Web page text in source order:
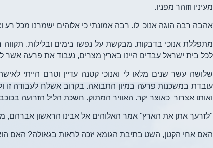
מעיניו וזוהר מפניו.
אהבה רבה הוגה אנוכי לו. רבה אמונתי כי אלוהים ישמרנו מכל רע
מתפללת אנוכי בדבקות. מבקשת על נפשו בימים ובלילות.
לכל בית ישראל עבדים היינו בארץ מצרים, נעבוד את פרעה אשר
שלושה עשר שנים מלאו לי ואנוכי קטנה עדיין וטרם הייתי
עובדת במשכנות פרעה במיון התבואה. בקרוב אשלח לעבודה זו
ואותו אצרור כאוצר יקר. האוויר המתוק. חשכת הליל הזרועה
"לזרעך אתן את הארץ" אמר האלוהים אל אבינו הראשון אברהם,
האם אחי הקטן, השט בתיבת הגומא יזכה לראות בגאולה? האם